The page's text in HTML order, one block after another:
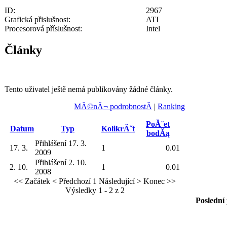
ID:
2967
Grafická přislušnost:
ATI
Procesorová příslušnost:
Intel
Články
Tento uživatel ještě nemá publikovány žádné články.
MĂ©nĂ¬ podrobnostĂ­ | Ranking
Datum Typ KolikrĂˇt
PoĂ¨et
bodĂą
17. 3.
Přihlášení 17. 3.
2009
1 0.01
2. 10.
Přihlášení 2. 10.
2008
1
0.01
<< Začátek < Předchozí 1 Následující > Konec >>
Výsledky 1 - 2 z 2